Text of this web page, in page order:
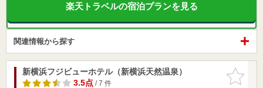
楽天トラベルの宿泊プランを見る
関連情報から探す
お気に入
りに追加
新横浜フジビューホテル（新横浜天然温泉）
3.5点/ 7 件